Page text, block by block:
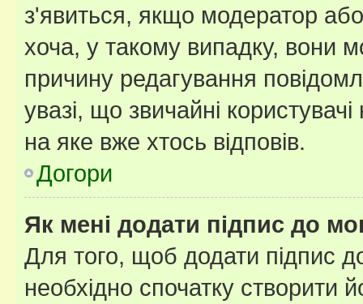
з'явиться, якщо модератор
хоча, у такому випадку, вони
причину редагування
увазі, що звичайні
на яке вже хтось відповів.
Догори
Як мені додати підпис до
Для того, щоб додати підпис
необхідно спочатку створити